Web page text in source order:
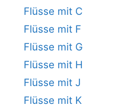
Flüsse mit C
Flüsse mit F
Flüsse mit G
Flüsse mit H
Flüsse mit J
Flüsse mit K